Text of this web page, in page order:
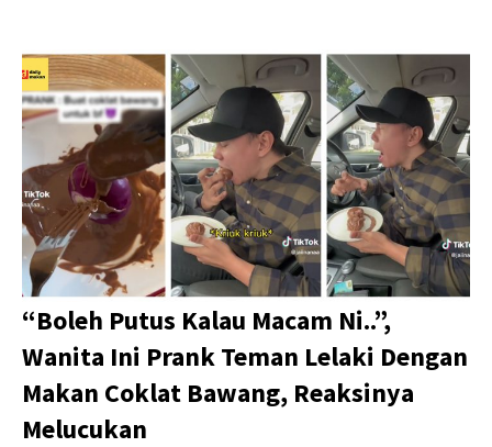
“Boleh Putus Kalau Macam Ni..”,
Wanita Ini Prank Teman Lelaki Dengan
Makan Coklat Bawang, Reaksinya
Melucukan